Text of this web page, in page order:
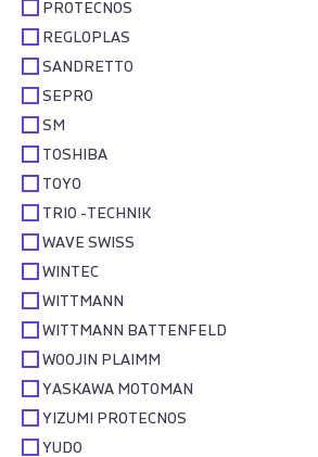
PROTECNOS
REGLOPLAS
SANDRETTO
SEPRO
SM
TOSHIBA
TOYO
TRIO -TECHNIK
WAVE SWISS
WINTEC
WITTMANN
WITTMANN BATTENFELD
WOOJIN PLAIMM
YASKAWA MOTOMAN
YIZUMI PROTECNOS
YUDO